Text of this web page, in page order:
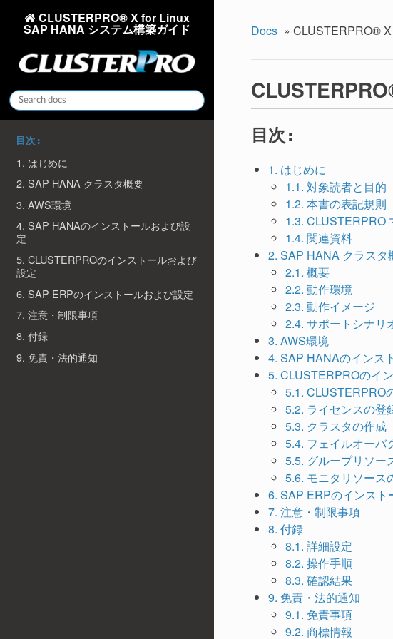
CLUSTERPRO® X for Linux
SAP HANA システム構築ガイド
目次:
1. はじめに
2. SAP HANA クラスタ概要
3. AWS環境
4. SAP HANAのインストールおよび設
定
5. CLUSTERPROのインストールおよび
設定
6. SAP ERPのインストールおよび設定
7. 注意・制限事項
8. 付録
9. 免責・法的通知
Docs » CLUSTERPRO®
目次:
1. はじめに
1.1. 対象読者と目的
1.2. 本書の表記規則
1.3. CLUSTERPRO
1.4. 関連資料
2. SAP HANA クラスタ
2.1. 概要
2.2. 動作環境
2.3. 動作イメージ
2.4. サポートシナリ
3. AWS環境
4. SAP HANAのインス
5. CLUSTERPROのイ
5.1. CLUSTERPRO
5.2. ライセンスの登
5.3. クラスタの作成
5.4. フェイルオーバ
5.5. グループリソー
5.6. モニタリソース
6. SAP ERPのインスト
7. 注意・制限事項
8. 付録
8.1. 詳細設定
8.2. 操作手順
8.3. 確認結果
9. 免責・法的通知
9.1. 免責事項
9.2. 商標情報